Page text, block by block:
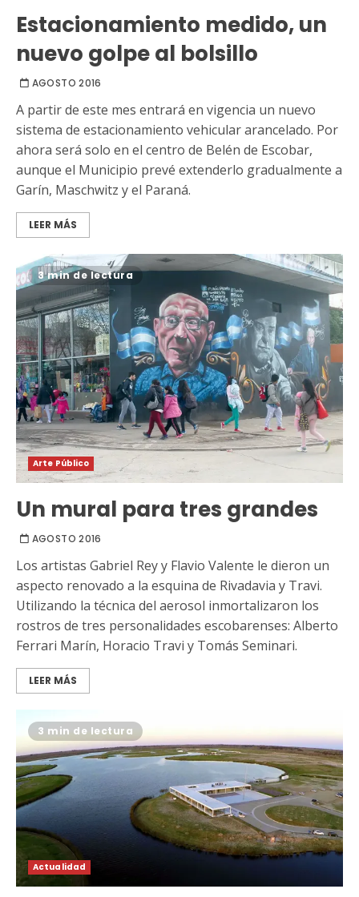
Estacionamiento medido, un
nuevo golpe al bolsillo
AGOSTO 2016
A partir de este mes entrará en vigencia un nuevo
sistema de estacionamiento vehicular arancelado. Por
ahora será solo en el centro de Belén de Escobar,
aunque el Municipio prevé extenderlo gradualmente a
Garín, Maschwitz y el Paraná.
LEER MÁS
3 min de lectura
Arte Público
Un mural para tres grandes
AGOSTO 2016
Los artistas Gabriel Rey y Flavio Valente le dieron un
aspecto renovado a la esquina de Rivadavia y Travi.
Utilizando la técnica del aerosol inmortalizaron los
rostros de tres personalidades escobarenses: Alberto
Ferrari Marín, Horacio Travi y Tomás Seminari.
LEER MÁS
3 min de lectura
Actualidad